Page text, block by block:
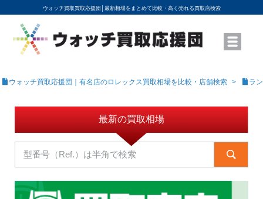
ウォッチ買取買取応援団│ 最新相場をまとめて比較・高く売れる買取店検索
YouTubeで動画を公開中
ROLEXモデル名から買取相場を調べる
高級時計ブランド名から買取相場を調べる
地域から買取店を探す
店舗名から買取店を探す
ブランド時計を高く売る方法
買取査定を依頼する
ウォッチ買取応援団｜有名店のロレックス買取相場を比較・店舗検索 ラ
最新の買取相場